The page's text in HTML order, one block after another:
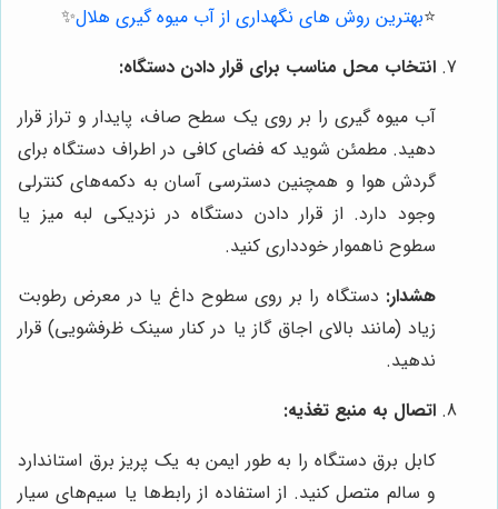
⭐️بهترین روش های نگهداری از آب میوه گیری هلال✨
انتخاب محل مناسب برای قرار دادن دستگاه:
آب میوه گیری را بر روی یک سطح صاف، پایدار و تراز قرار
دهید. مطمئن شوید که فضای کافی در اطراف دستگاه برای
گردش هوا و همچنین دسترسی آسان به دکمه‌های کنترلی
وجود دارد. از قرار دادن دستگاه در نزدیکی لبه میز یا
سطوح ناهموار خودداری کنید.
هشدار: دستگاه را بر روی سطوح داغ یا در معرض رطوبت
زیاد (مانند بالای اجاق گاز یا در کنار سینک ظرفشویی) قرار
ندهید.
اتصال به منبع تغذیه:
کابل برق دستگاه را به طور ایمن به یک پریز برق استاندارد
و سالم متصل کنید. از استفاده از رابط‌ها یا سیم‌های سیار